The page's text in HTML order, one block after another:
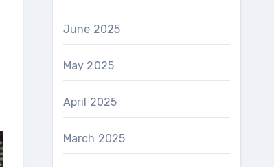
June 2025
May 2025
April 2025
March 2025